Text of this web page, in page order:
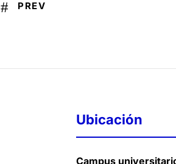
PREV
Ubicación
Campus